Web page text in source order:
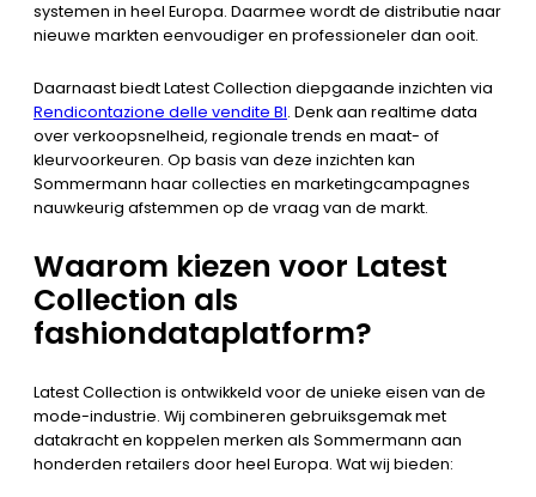
systemen in heel Europa. Daarmee wordt de distributie naar
nieuwe markten eenvoudiger en professioneler dan ooit.
Daarnaast biedt Latest Collection diepgaande inzichten via
Rendicontazione delle vendite BI. Denk aan realtime data
over verkoopsnelheid, regionale trends en maat- of
kleurvoorkeuren. Op basis van deze inzichten kan
Sommermann haar collecties en marketingcampagnes
nauwkeurig afstemmen op de vraag van de markt.
Waarom kiezen voor Latest
Collection als
fashiondataplatform?
Latest Collection is ontwikkeld voor de unieke eisen van de
mode-industrie. Wij combineren gebruiksgemak met
datakracht en koppelen merken als Sommermann aan
honderden retailers door heel Europa. Wat wij bieden: